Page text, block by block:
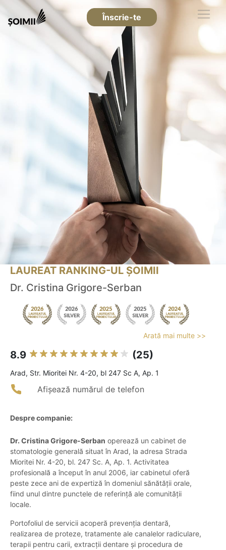
Înscrie-te
LAUREAT RANKING-UL ȘOIMII
Dr. Cristina Grigore-Serban
Arată mai multe >>
8.9 (25)
Arad, Str. Mioritei Nr. 4-20, bl 247 Sc A, Ap. 1
Afișează numărul de telefon
Despre companie:
Dr. Cristina Grigore-Serban operează un cabinet de
stomatologie generală situat în Arad, la adresa Strada
Mioritei Nr. 4-20, bl. 247 Sc. A, Ap. 1. Activitatea
profesională a început în anul 2006, iar cabinetul oferă
peste zece ani de expertiză în domeniul sănătății orale,
fiind unul dintre punctele de referință ale comunității
locale.
Portofoliul de servicii acoperă prevenția dentară,
realizarea de proteze, tratamente ale canalelor radiculare,
terapii pentru carii, extracții dentare și procedura de